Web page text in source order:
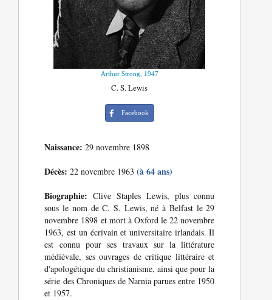
Arthur Strong, 1947
C. S. Lewis
Facebook
Naissance: 29 novembre 1898
Décès: 22 novembre 1963(à 64 ans)
Biographie: Clive Staples Lewis, plus connu
sous le nom de C. S. Lewis, né à Belfast le 29
novembre 1898 et mort à Oxford le 22 novembre
1963, est un écrivain et universitaire irlandais. Il
est connu pour ses travaux sur la littérature
médiévale, ses ouvrages de critique littéraire et
d'apologétique du christianisme, ainsi que pour la
série des Chroniques de Narnia parues entre 1950
et 1957.